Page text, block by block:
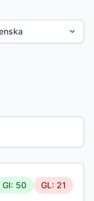
GI: 50 GL: 21